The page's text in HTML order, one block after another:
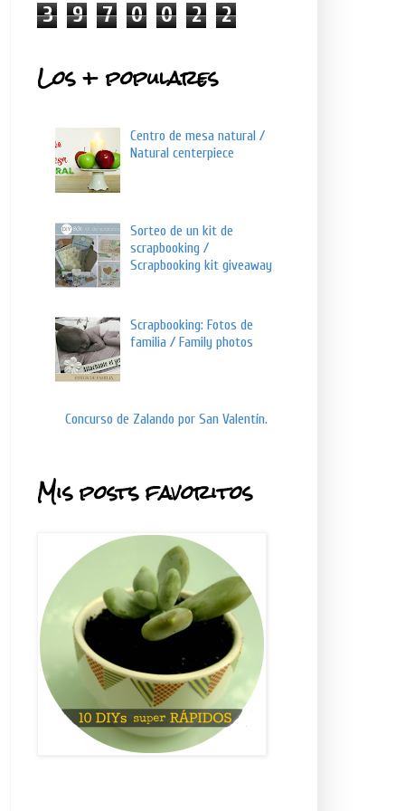
3 9 7 0 0 2 2
Los + populares
Centro de mesa natural /
Natural centerpiece
Sorteo de un kit de
scrapbooking /
Scrapbooking kit giveaway
Scrapbooking: Fotos de
familia / Family photos
Concurso de Zalando por San Valentín.
Mis posts favoritos